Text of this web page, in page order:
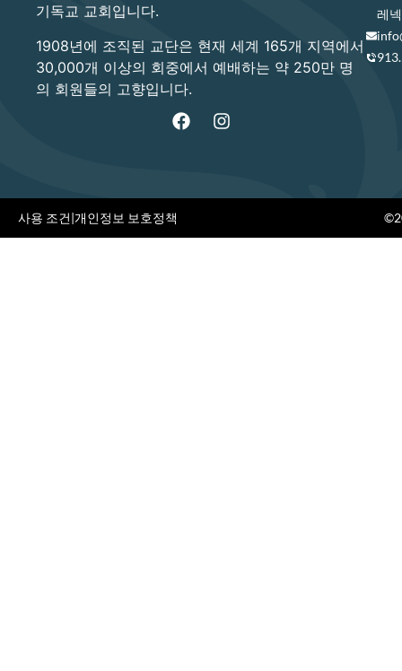
기독교 교회입니다.
1908년에 조직된 교단은 현재 세계 165개 지역에서
30,000개 이상의 회중에서 예배하는 약 250만 명
의 회원들의 고향입니다.
레
사용 조건|개인정보 보호정책